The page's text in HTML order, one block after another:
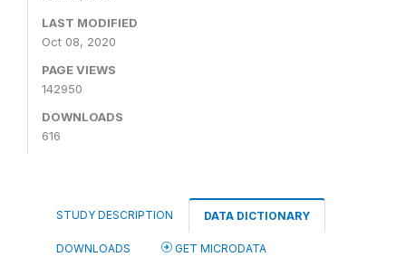
LAST MODIFIED
Oct 08, 2020
PAGE VIEWS
142950
DOWNLOADS
616
STUDY DESCRIPTION DATA DICTIONARY
DOWNLOADS GET MICRODATA